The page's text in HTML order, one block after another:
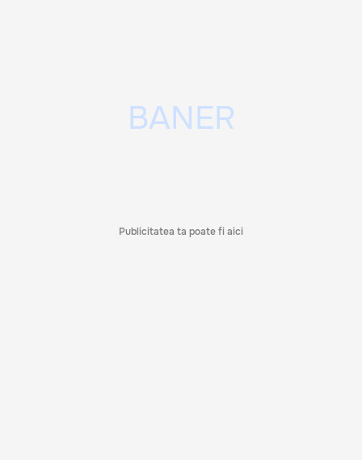
Publicitatea ta poate fi aici